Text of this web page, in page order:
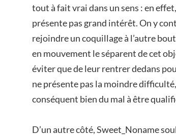
tout à fait vrai dans un sens : en
présente pas grand intérêt. On y
rejoindre un coquillage à l’autre
en mouvement le séparent de cet
éviter que de leur rentrer dedans
ne présente pas la moindre
conséquent bien du mal à être
D’un autre côté, Sweet_Noname